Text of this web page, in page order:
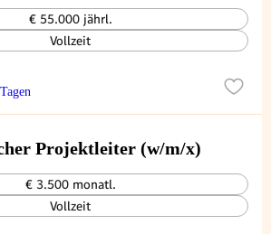
€ 55.000 jährl.
Vollzeit
Projektleiter (w/m/x)
€ 3.500 monatl.
Vollzeit